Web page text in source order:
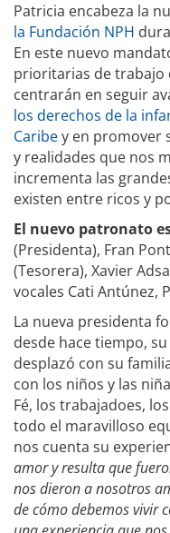
Patricia encabeza la
la Fundación NPH
En este nuevo
prioritarias de trabajo
centrarán en seguir
los derechos de la
Caribey en promover
y realidades que nos
incrementa las
existen entre ricos y
El nuevo patronato
(Presidenta), Fran
(Tesorera), Xavier
vocales Cati Antúnez,
La nueva presidenta
desde hace tiempo,
desplazó con su
con los niños y las
Fé, los trabajadoes,
todo el maravilloso
nos cuenta su
amor y resulta que
nos dieron a nosotros
de cómo debemos vivir